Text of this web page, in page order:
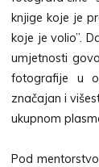
knjige koje je
koje je volio”.
umjetnosti
fotografije u
značajan i
ukupnom
Pod